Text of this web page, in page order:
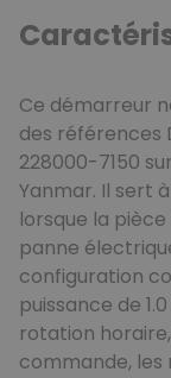
Ce démarreur
des références
228000-7150
Yanmar. Il sert
lorsque la
panne
configuration
puissance de
rotation
commande,